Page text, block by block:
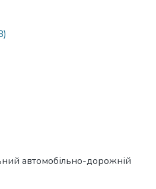
автомобільно-дорожній